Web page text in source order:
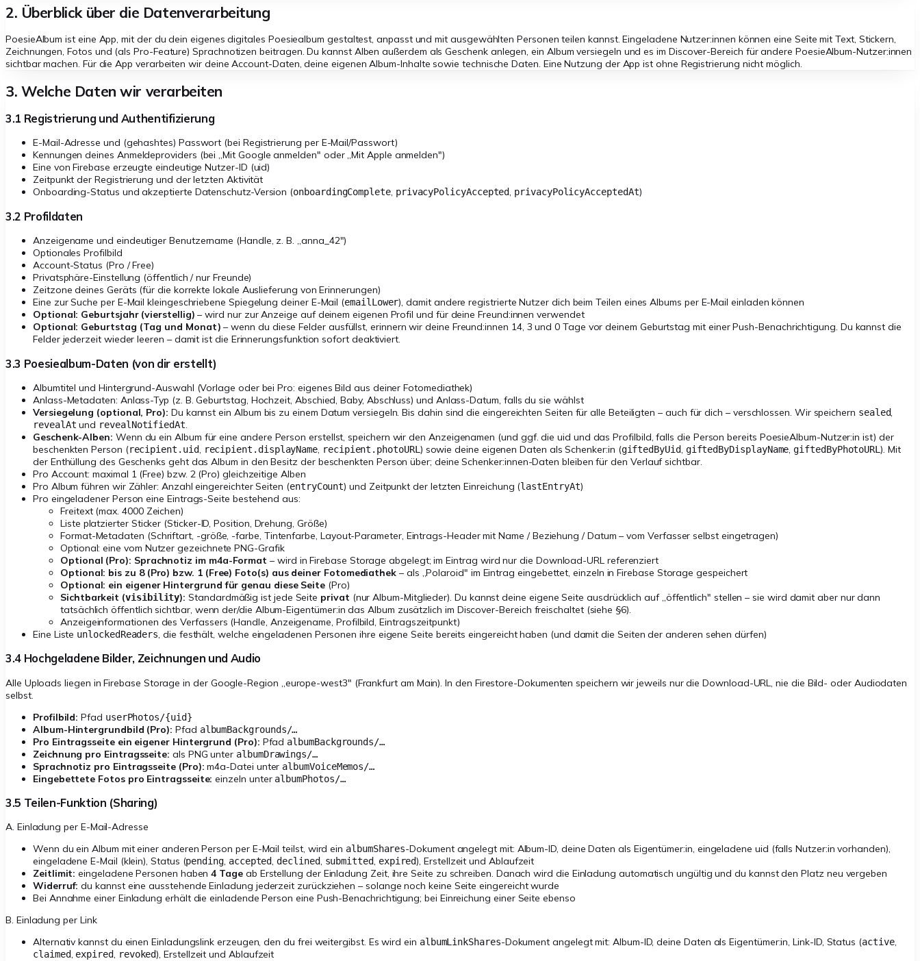
2. Überblick über die Datenverarbeitung
PoesieAlbum ist eine App, mit der du dein eigenes digitales Poesiealbum gestaltest, anpasst und mit ausgewählten Personen teilen kannst. Eingeladene Nutzer:innen können eine Seite mit Text, Stickern,
Zeichnungen, Fotos und (als Pro-Feature) Sprachnotizen beitragen. Du kannst Alben außerdem als Geschenk anlegen, ein Album versiegeln und es im Discover-Bereich für andere PoesieAlbum-Nutzer:innen
sichtbar machen. Für die App verarbeiten wir deine Account-Daten, deine eigenen Album-Inhalte sowie technische Daten. Eine Nutzung der App ist ohne Registrierung nicht möglich.
3. Welche Daten wir verarbeiten
3.1 Registrierung und Authentifizierung
E-Mail-Adresse und (gehashtes) Passwort (bei Registrierung per E-Mail/Passwort)
Kennungen deines Anmeldeproviders (bei „Mit Google anmelden" oder „Mit Apple anmelden")
Eine von Firebase erzeugte eindeutige Nutzer-ID (uid)
Zeitpunkt der Registrierung und der letzten Aktivität
Onboarding-Status und akzeptierte Datenschutz-Version (onboardingComplete, privacyPolicyAccepted, privacyPolicyAcceptedAt)
3.2 Profildaten
Anzeigename und eindeutiger Benutzername (Handle, z. B. „anna_42")
Optionales Profilbild
Account-Status (Pro / Free)
Privatsphäre-Einstellung (öffentlich / nur Freunde)
Zeitzone deines Geräts (für die korrekte lokale Auslieferung von Erinnerungen)
Eine zur Suche per E-Mail kleingeschriebene Spiegelung deiner E-Mail (emailLower), damit andere registrierte Nutzer dich beim Teilen eines Albums per E-Mail einladen können
Optional: Geburtsjahr (vierstellig) – wird nur zur Anzeige auf deinem eigenen Profil und für deine Freund:innen verwendet
Optional: Geburtstag (Tag und Monat) – wenn du diese Felder ausfüllst, erinnern wir deine Freund:innen 14, 3 und 0 Tage vor deinem Geburtstag mit einer Push-Benachrichtigung. Du kannst die
Felder jederzeit wieder leeren – damit ist die Erinnerungsfunktion sofort deaktiviert.
3.3 Poesiealbum-Daten (von dir erstellt)
Albumtitel und Hintergrund-Auswahl (Vorlage oder bei Pro: eigenes Bild aus deiner Fotomediathek)
Anlass-Metadaten: Anlass-Typ (z. B. Geburtstag, Hochzeit, Abschied, Baby, Abschluss) und Anlass-Datum, falls du sie wählst
Versiegelung (optional, Pro): Du kannst ein Album bis zu einem Datum versiegeln. Bis dahin sind die eingereichten Seiten für alle Beteiligten – auch für dich – verschlossen. Wir speichern sealed,
revealAt und revealNotifiedAt.
Geschenk-Alben: Wenn du ein Album für eine andere Person erstellst, speichern wir den Anzeigenamen (und ggf. die uid und das Profilbild, falls die Person bereits PoesieAlbum-Nutzer:in ist) der
beschenkten Person (recipient.uid, recipient.displayName, recipient.photoURL ) sowie deine eigenen Daten als Schenker:in (giftedByUid, giftedByDisplayName, giftedByPhotoURL). Mit
der Enthüllung des Geschenks geht das Album in den Besitz der beschenkten Person über; deine Schenker:innen-Daten bleiben für den Verlauf sichtbar.
Pro Account: maximal 1 (Free) bzw. 2 (Pro) gleichzeitige Alben
Pro Album führen wir Zähler: Anzahl eingereichter Seiten (entryCount) und Zeitpunkt der letzten Einreichung (lastEntryAt)
Pro eingeladener Person eine Eintrags-Seite bestehend aus:
Freitext (max. 4000 Zeichen)
Liste platzierter Sticker (Sticker-ID, Position, Drehung, Größe)
Format-Metadaten (Schriftart, -größe, -farbe, Tintenfarbe, Layout-Parameter, Eintrags-Header mit Name / Beziehung / Datum – vom Verfasser selbst eingetragen)
Optional: eine vom Nutzer gezeichnete PNG-Grafik
Optional (Pro): Sprachnotiz im m4a-Format – wird in Firebase Storage abgelegt; im Eintrag wird nur die Download-URL referenziert
Optional: bis zu 8 (Pro) bzw. 1 (Free) Foto(s) aus deiner Fotomediathek – als „Polaroid" im Eintrag eingebettet, einzeln in Firebase Storage gespeichert
Optional: ein eigener Hintergrund für genau diese Seite (Pro)
Sichtbarkeit (visibility): Standardmäßig ist jede Seite privat (nur Album-Mitglieder). Du kannst deine eigene Seite ausdrücklich auf „öffentlich" stellen – sie wird damit aber nur dann
tatsächlich öffentlich sichtbar, wenn der/die Album-Eigentümer:in das Album zusätzlich im Discover-Bereich freischaltet (siehe §6).
Anzeigeinformationen des Verfassers (Handle, Anzeigename, Profilbild, Eintragszeitpunkt)
Eine Liste unlockedReaders, die festhält, welche eingeladenen Personen ihre eigene Seite bereits eingereicht haben (und damit die Seiten der anderen sehen dürfen)
3.4 Hochgeladene Bilder, Zeichnungen und Audio
Alle Uploads liegen in Firebase Storage in der Google-Region „europe-west3" (Frankfurt am Main). In den Firestore-Dokumenten speichern wir jeweils nur die Download-URL, nie die Bild- oder Audiodaten
selbst.
Profilbild: Pfad userPhotos/{uid}
Album-Hintergrundbild (Pro): Pfad albumBackgrounds/…
Pro Eintragsseite ein eigener Hintergrund (Pro): Pfad albumBackgrounds/…
Zeichnung pro Eintragsseite: als PNG unter albumDrawings/…
Sprachnotiz pro Eintragsseite (Pro): m4a-Datei unter albumVoiceMemos/…
Eingebettete Fotos pro Eintragsseite: einzeln unter albumPhotos/…
3.5 Teilen-Funktion (Sharing)
A. Einladung per E-Mail-Adresse
Wenn du ein Album mit einer anderen Person per E-Mail teilst, wird ein albumShares-Dokument angelegt mit: Album-ID, deine Daten als Eigentümer:in, eingeladene uid (falls Nutzer:in vorhanden),
eingeladene E-Mail (klein), Status (pending, accepted, declined, submitted, expired), Erstellzeit und Ablaufzeit
Zeitlimit: eingeladene Personen haben 4 Tageab Erstellung der Einladung Zeit, ihre Seite zu schreiben. Danach wird die Einladung automatisch ungültig und du kannst den Platz neu vergeben
Widerruf: du kannst eine ausstehende Einladung jederzeit zurückziehen – solange noch keine Seite eingereicht wurde
Bei Annahme einer Einladung erhält die einladende Person eine Push-Benachrichtigung; bei Einreichung einer Seite ebenso
B. Einladung per Link
Alternativ kannst du einen Einladungslink erzeugen, den du frei weitergibst. Es wird ein albumLinkShares-Dokument angelegt mit: Album-ID, deine Daten als Eigentümer:in, Link-ID, Status (active,
claimed, expired, revoked), Erstellzeit und Ablaufzeit